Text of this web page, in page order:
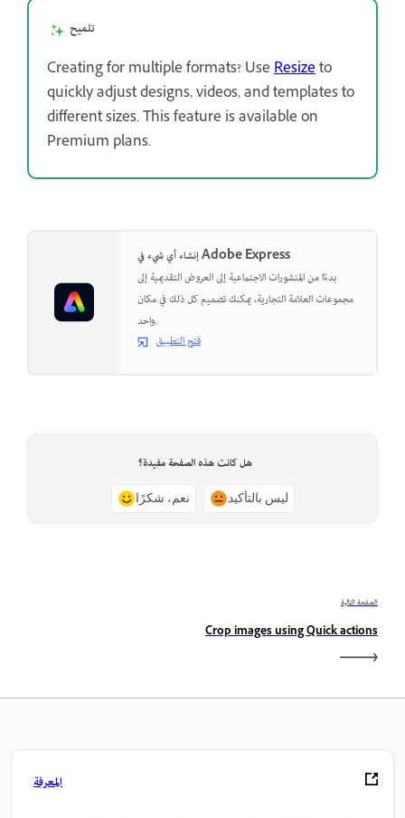
تلميح
Creating for multiple formats? UseResizeto
quickly adjust designs, videos, and templates to
different sizes. This feature is available on
Premium plans.
إنشاء أي شيء في Adobe Express
بدءًا من المنشورات الاجتماعية إلى العروض التقديمية إلى
مجموعات العلامة التجارية، يمكنك تصميم كل ذلك في مكان
واحد.
فتح التطبيق
هل كانت هذه الصفحة مفيدة؟
نعم، شكرًا ليس بالتأكيد
الصفحة التالية
Crop images using Quick actions
المعرفة